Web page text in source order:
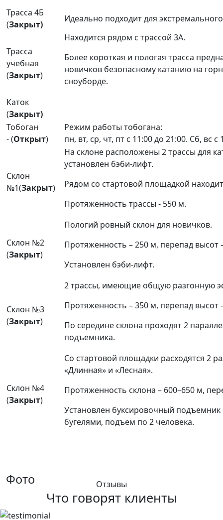
Трасса 4Б
(Закрыт)
Идеально подходит для
Трасса
учебная
(Закрыт)
Находится рядом с трассой 3А.
Более короткая и пологая трасса
новичков безопасному катанию на
сноуборде.
Каток
(Закрыт)
Тобоган
- (Открыт)
Режим работы тобогана:
пн, вт, ср, чт, пт с 11:00 до 21:00. Сб, вс с
Склон
№1(Закрыт)
На склоне расположены 2 трассы для
установлен бэби-лифт.
Рядом со стартовой площадкой
Протяженность трассы - 550 м.
Склон №2
(Закрыт)
Пологий ровный склон для новичков.
Протяженность – 250 м, перепад высот
Установлен бэби-лифт.
Склон №3
(Закрыт)
2 трассы, имеющие общую разгонную
Протяженность – 350 м, перепад высот
По середине склона проходят 2
подъемника.
Склон №4
(Закрыт)
Со стартовой площадки расходятся 2
«Длинная» и «Лесная».
Протяженность склона – 600–650 м,
Установлен буксировочный
бугелями, подъем по 2 человека.
Фото Отзывы
Что говорят клиенты